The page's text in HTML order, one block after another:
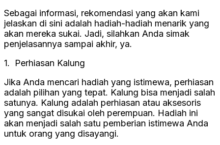
Sebagai informasi, rekomendasi yang akan kami
jelaskan di sini adalah hadiah-hadiah menarik yang
akan mereka sukai. Jadi, silahkan Anda simak
penjelasannya sampai akhir, ya.
1. Perhiasan Kalung
Jika Anda mencari hadiah yang istimewa, perhiasan
adalah pilihan yang tepat. Kalung bisa menjadi salah
satunya. Kalung adalah perhiasan atau aksesoris
yang sangat disukai oleh perempuan. Hadiah ini
akan menjadi salah satu pemberian istimewa Anda
untuk orang yang disayangi.